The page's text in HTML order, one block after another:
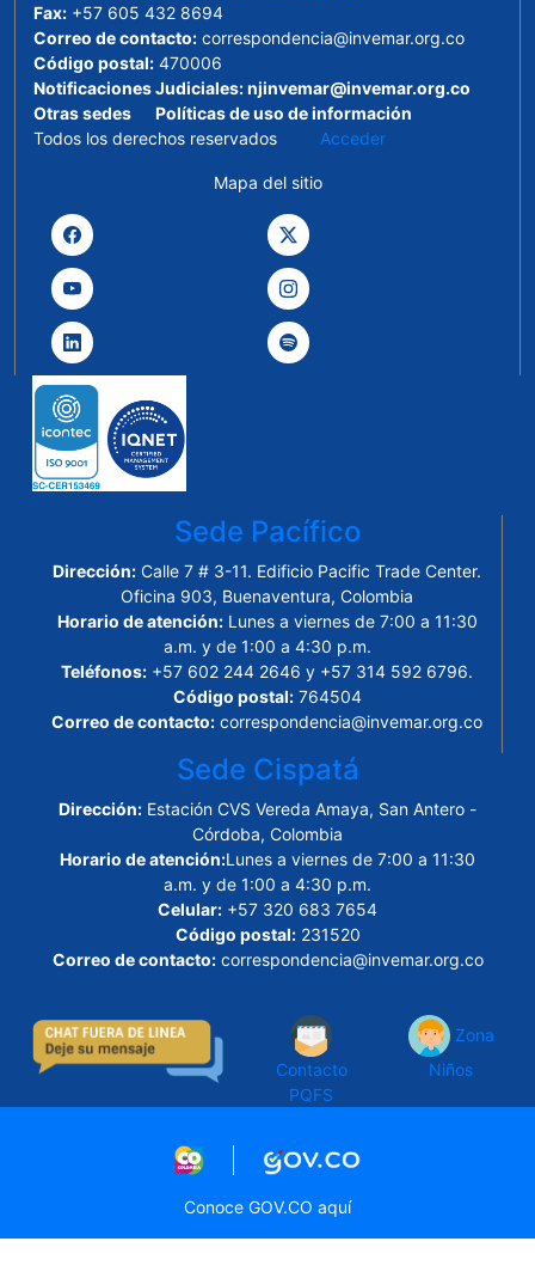
Fax: +57 605 432 8694
Correo de contacto: correspondencia@invemar.org.co
Código postal: 470006
Notificaciones Judiciales:njinvemar@invemar.org.co
Otras sedes
Políticas de uso de información
Todos los derechos reservados Acceder
Mapa del sitio
Sede Pacífico
Dirección: Calle 7 # 3-11. Edificio Pacific Trade Center.
Oficina 903, Buenaventura, Colombia
Horario de atención:Lunes a viernes de 7:00 a 11:30
a.m. y de 1:00 a 4:30 p.m.
Teléfonos: +57 602 244 2646 y +57 314 592 6796.
Código postal:764504
Correo de contacto: correspondencia@invemar.org.co
Sede Cispatá
Dirección: Estación CVS Vereda Amaya, San Antero -
Córdoba, Colombia
Horario de atención:Lunes a viernes de 7:00 a 11:30
a.m. y de 1:00 a 4:30 p.m.
Celular: +57 320 683 7654
Código postal:231520
Correo de contacto:correspondencia@invemar.org.co
Contacto
PQFS
Zona
Niños
Logo marca ColombiaLogo Gobierno de
Conoce GOV.CO aquí